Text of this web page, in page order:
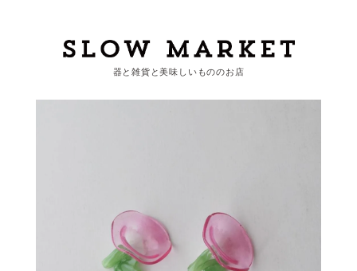
カートを見る
配送について
器と雑貨と美味しいもののお店